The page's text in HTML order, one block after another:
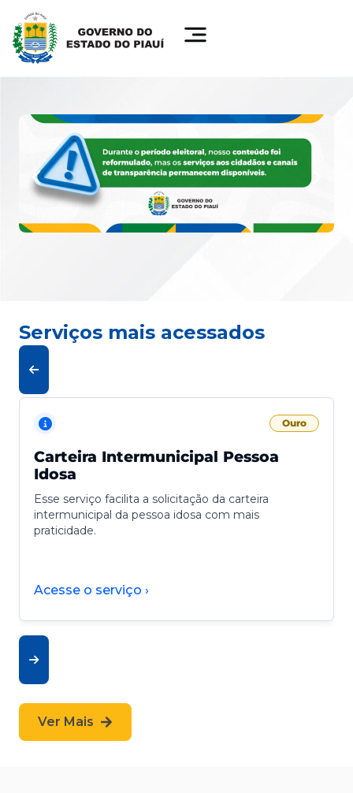
Serviços mais acessados
Ouro
Carteira Intermunicipal Pessoa
Idosa
Esse serviço facilita a solicitação da carteira
intermunicipal da pessoa idosa com mais
praticidade.
Acesse o serviço ›
Ver Mais